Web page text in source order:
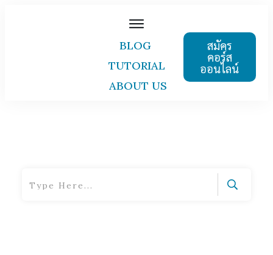
BLOG
TUTORIAL
ABOUT US
สมัคร
คอร์ส
ออนไลน์